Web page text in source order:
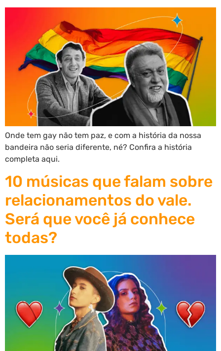
Onde tem gay não tem paz, e com a história da nossa
bandeira não seria diferente, né? Confira a história
completa aqui.
10 músicas que falam sobre
relacionamentos do vale.
Será que você já conhece
todas?